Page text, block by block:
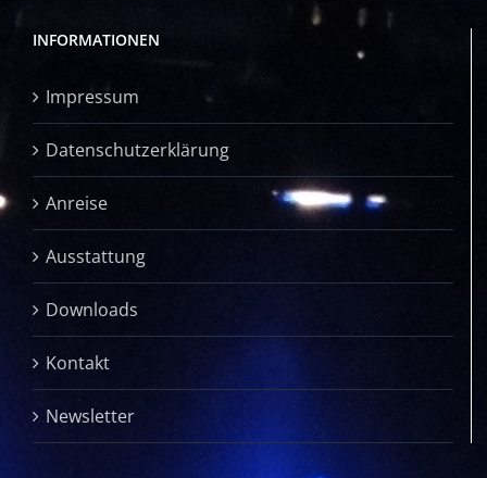
INFORMATIONEN
Impressum
Datenschutzerklärung
Anreise
Ausstattung
Downloads
Kontakt
Newsletter